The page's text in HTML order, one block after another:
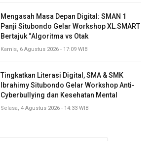
Mengasah Masa Depan Digital: SMAN 1
Panji Situbondo Gelar Workshop XL.SMART
Bertajuk “Algoritma vs Otak
Kamis, 6 Agustus 2026 - 17:09 WIB
Tingkatkan Literasi Digital, SMA & SMK
Ibrahimy Situbondo Gelar Workshop Anti-
Cyberbullying dan Kesehatan Mental
Selasa, 4 Agustus 2026 - 14:33 WIB